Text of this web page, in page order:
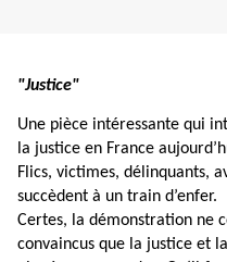
"Justice"
Une pièce intéressante qui
la justice en France
Flics, victimes, délinquants,
succèdent à un train d’enfer.
Certes, la démonstration ne
convaincus que la justice et